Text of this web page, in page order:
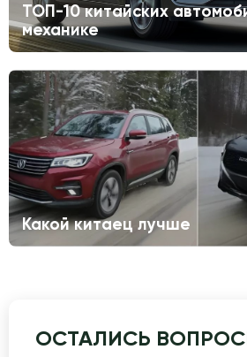
ТОП-10 китайских
механике
Какой китаец лучше
ОСТАЛИСЬ